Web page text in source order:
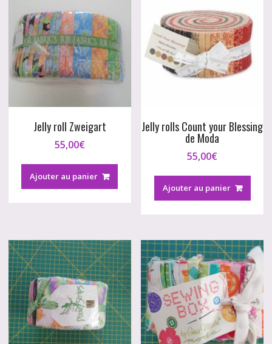
Jelly roll Zweigart
55,00€
Ajouter au panier
Jelly rolls Count your Blessing
de Moda
55,00€
Ajouter au panier